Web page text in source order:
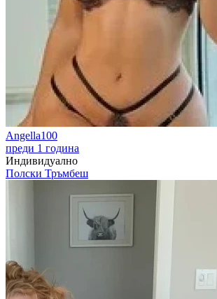
Angella100
преди 1 година
Индивидуално
Полски Тръмбеш